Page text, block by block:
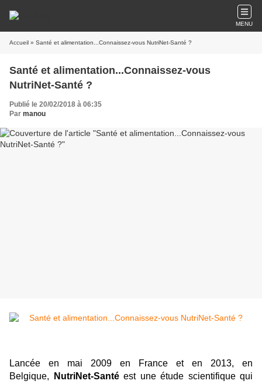
MENU
Accueil » Santé et alimentation...Connaissez-vous NutriNet-Santé ?
Santé et alimentation...Connaissez-vous
NutriNet-Santé ?
Publié le 20/02/2018 à 06:35
Par manou
Lancée en mai 2009 en France et en 2013, en
Belgique,
NutriNet-Santéest une étude scientifique qui